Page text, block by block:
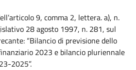
9, comma 2, lettera. a), n.
28 agosto 1997, n. 281, sul
“Bilancio di previsione dello
2023 e bilancio pluriennale
2025”.